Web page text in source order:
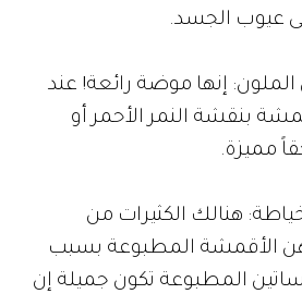
عيوب الجسد.
إنها موضة رائعة! عند
بنقشة النمر الأحمر أو
مميزة.
هنالك الكثيرات من
الأقمشة المطبوعة بسبب
المطبوعة تكون جميلة إن